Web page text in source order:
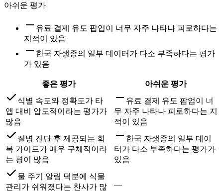
아쉬운 평가
유료 결제 유도 팝업이 너무 자주 나타나 피로하다는
지적이 있음
한국 자생종의 일부 데이터가 다소 부족하다는 평가
가 있음
좋은 평가
아쉬운 평가
식별 속도와 정확도가 타
앱 대비 압도적이라는 평가가
많음
유료 결제 유도 팝업이 너
무 자주 나타나 피로하다는 지
적이 있음
질병 진단 후 제공되는 회
복 가이드가 매우 구체적이라
는 평이 많음
한국 자생종의 일부 데이
터가 다소 부족하다는 평가가
있음
물 주기 알림 덕분에 식물
관리가 쉬워졌다는 찬사가 많
—